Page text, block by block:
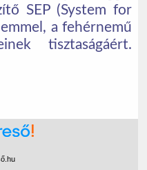
SEP (System for
a fehérnemű
tisztaságáért.